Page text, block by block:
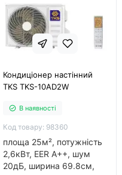
Кондиціонер настінний
TKS TKS-10AD2W
В наявності
Код товару: 98360
площа 25м², потужність
2,6кВт, EER A++, шум
20дБ, ширина 69.8см,